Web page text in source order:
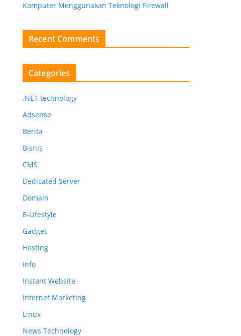
Komputer Menggunakan Teknologi Firewall
Recent Comments
Categories
.NET technology
Adsense
Berita
Bisnis
CMS
Dedicated Server
Domain
E-Lifestyle
Gadget
Hosting
Info
Instant Website
Internet Marketing
Linux
News Technology